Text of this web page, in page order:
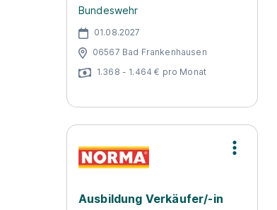
Bundeswehr
01.08.2027
06567 Bad Frankenhausen
1.368 - 1.464 € pro Monat
Ausbildung Verkäufer/-in